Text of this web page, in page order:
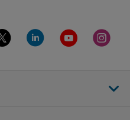
la page Facebook de Allianz
Aller sur la page Twitter de
Aller sur la page
Aller sur la
Aller